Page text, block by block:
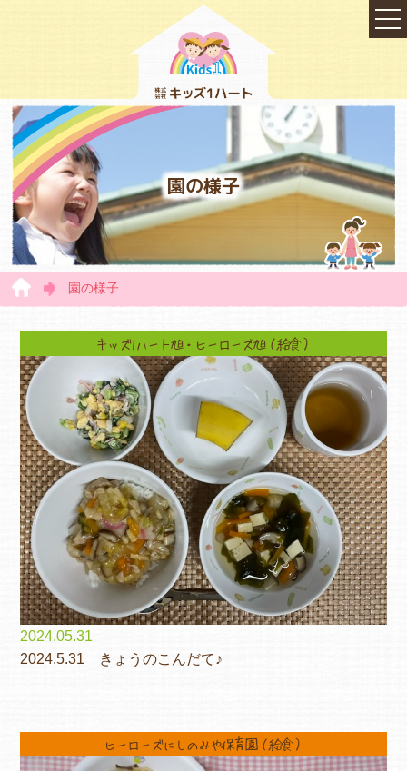
会社概要
各保育園のご紹介
入園・見学の問い合わせ
在園児保護者の方へ
採用情報
園の様子
園の様子
キッズ1ハート旭・ヒーローズ旭（給食）
2024.05.31
2024.5.31 きょうのこんだて♪
ヒーローズにしのみや保育園（給食）